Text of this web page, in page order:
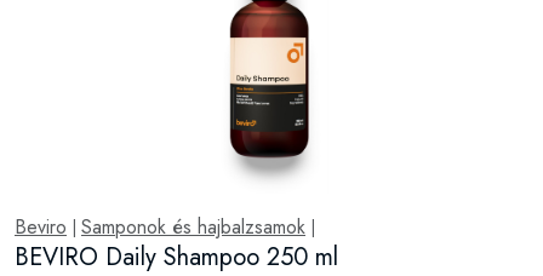
Beviro Samponok és hajbalzsamok
BEVIRO Daily Shampoo 250 ml